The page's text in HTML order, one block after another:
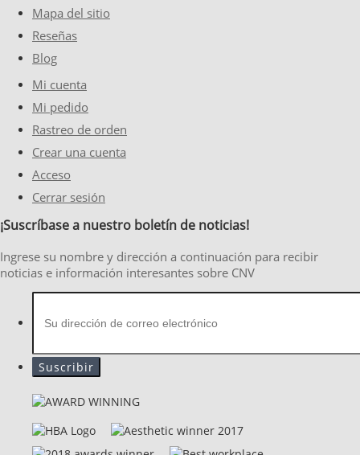
Mapa del sitio
Reseñas
Blog
Mi cuenta
Mi pedido
Rastreo de orden
Crear una cuenta
Acceso
Cerrar sesión
¡Suscríbase a nuestro boletín de noticias!
Ingrese su nombre y dirección a continuación para recibir
noticias e información interesantes sobre CNV